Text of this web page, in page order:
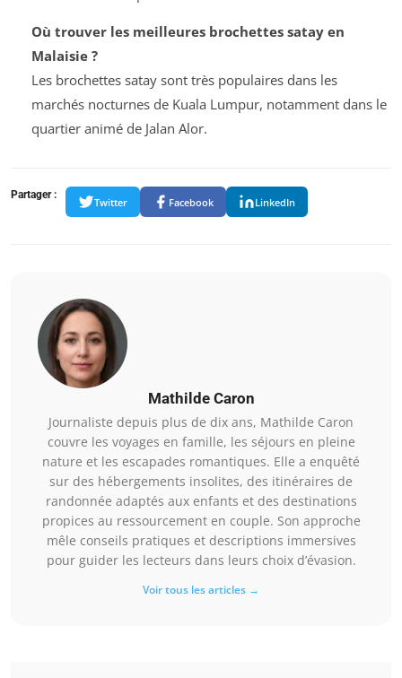
Où trouver les meilleures brochettes satay en
Malaisie ?
Les brochettes satay sont très populaires dans les
marchés nocturnes de Kuala Lumpur, notamment dans le
quartier animé de Jalan Alor.
Partager :
Twitter Facebook LinkedIn
Mathilde Caron
Journaliste depuis plus de dix ans, Mathilde Caron
couvre les voyages en famille, les séjours en pleine
nature et les escapades romantiques. Elle a enquêté
sur des hébergements insolites, des itinéraires de
randonnée adaptés aux enfants et des destinations
propices au ressourcement en couple. Son approche
mêle conseils pratiques et descriptions immersives
pour guider les lecteurs dans leurs choix d’évasion.
Voir tous les articles →